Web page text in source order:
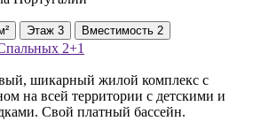
Этаж 3 Вместимость 2
2+1
шикарный жилой комплекс с
на всей территории с детскими и
Свой платный бассейн.